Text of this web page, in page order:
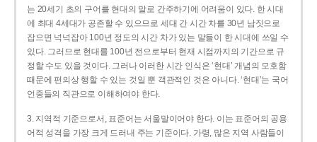
는 20세기 초의 구어를 현대의 말로 간주하기에 어려움이 있다. 한 시대
에 최대 4세대가 공존할 수 있으므로 세대 간 시간 차를 30년 남짓으로
잡으면 넉넉잡아 100년 정도의 시간 차가 있는 말들이 한 시대에 쓰일 수
있다. 그러므로 현대를 100년 전으로부터 현재 시점까지의 기간으로 규
정할 수도 있을 것이다. 그러나 이러한 시간 인식은 ‘현대’ 개념의 모호함
때문에 편의상 행할 수 있는 것일 뿐 객관적인 것은 아니다. ‘현대’는 국어
언중들의 직관으로 이해하여야 한다.
3. 지역적 기준으로서, 표준어는 서울말이어야 한다. 이는 표준어의 공용
어적 성격을 가장 크게 드러내 주는 기준이다. 가령, 많은 지역 사람들이